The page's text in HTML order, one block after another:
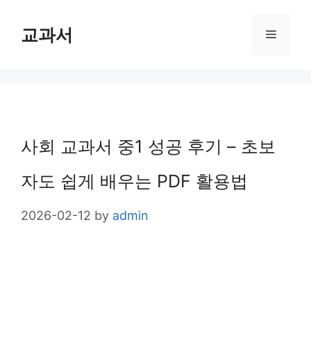
교과서 Menu
사회 교과서 중1 성공 후기 – 초보
자도 쉽게 배우는 PDF 활용법
2026-02-12 by admin